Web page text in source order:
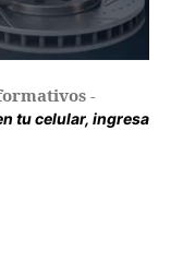
-
tu celular, ingresa